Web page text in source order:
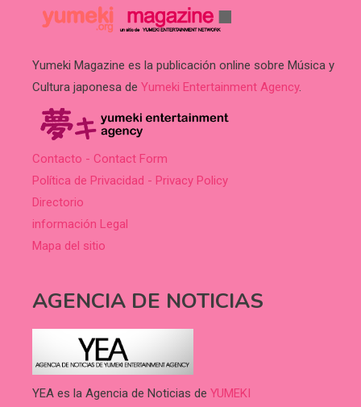
Yumeki Magazine es la publicación online sobre Música y
Cultura japonesa de Yumeki Entertainment Agency.
Contacto - Contact Form
Política de Privacidad - Privacy Policy
Directorio
información Legal
Mapa del sitio
AGENCIA DE NOTICIAS
YEA es la Agencia de Noticias de YUMEKI